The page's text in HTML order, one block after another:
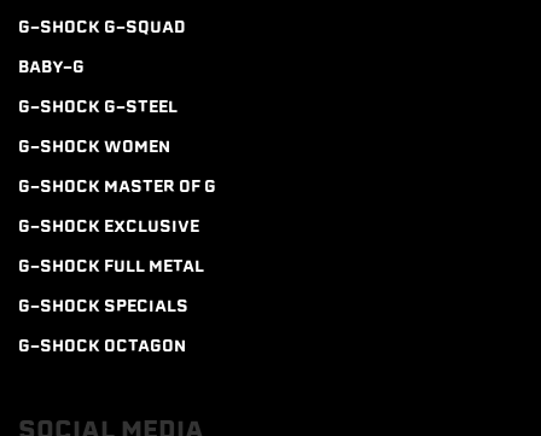
G-SHOCK G-SQUAD
BABY-G
G-SHOCK G-STEEL
G-SHOCK WOMEN
G-SHOCK MASTER OF G
G-SHOCK EXCLUSIVE
G-SHOCK FULL METAL
G-SHOCK SPECIALS
G-SHOCK OCTAGON